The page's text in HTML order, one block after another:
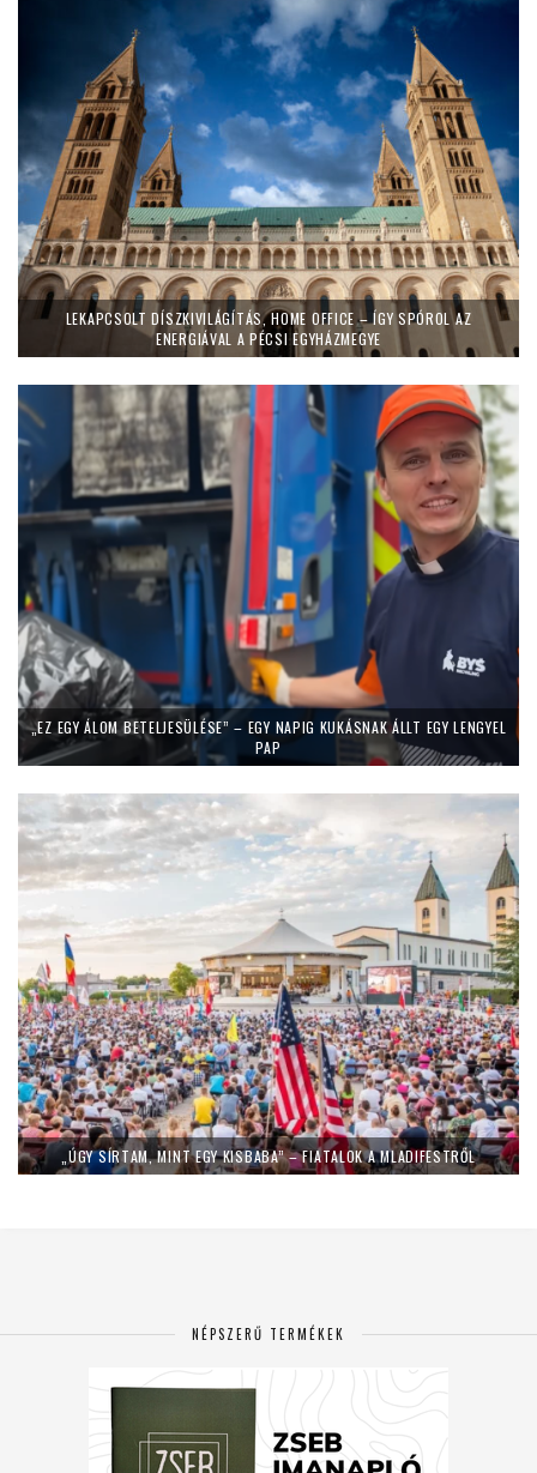
LEKAPCSOLT DÍSZKIVILÁGÍTÁS, HOME OFFICE – ÍGY SPÓROL AZ
ENERGIÁVAL A PÉCSI EGYHÁZMEGYE
„EZ EGY ÁLOM BETELJESÜLÉSE” – EGY NAPIG KUKÁSNAK ÁLLT EGY LENGYEL
PAP
„ÚGY SÍRTAM, MINT EGY KISBABA” – FIATALOK A MLADIFESTRŐL
NÉPSZERŰ TERMÉKEK